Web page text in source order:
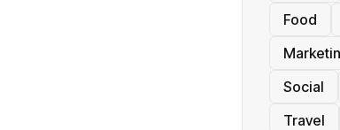
Food
Social
Travel